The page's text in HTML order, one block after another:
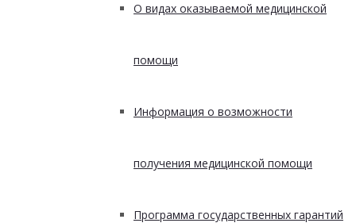
О видах оказываемой медицинской
помощи
Информация о возможности
получения медицинской помощи
Программа государственных гарантий